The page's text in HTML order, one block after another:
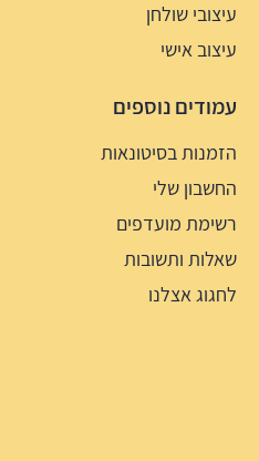
עיצובי שולחן
עיצוב אישי
עמודים נוספים
הזמנות בסיטונאות
החשבון שלי
רשימת מועדפים
שאלות ותשובות
לחגוג אצלנו